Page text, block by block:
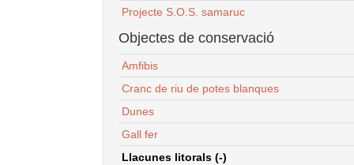
Projecte S.O.S. samaruc
Objectes de conservació
Amfibis
Cranc de riu de potes blanques
Dunes
Gall fer
Llacunes litorals (-)